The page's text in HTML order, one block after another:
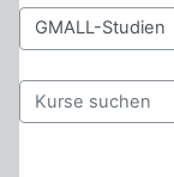
Kursbereiche
Kurse suchen